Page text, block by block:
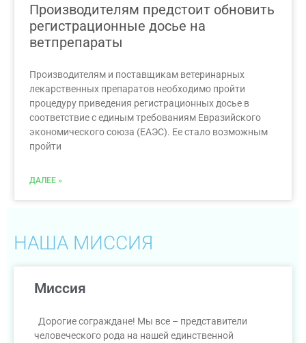
Производителям предстоит обновить
регистрационные досье на
ветпрепараты
Производителям и поставщикам ветеринарных
лекарственных препаратов необходимо пройти
процедуру приведения регистрационных досье в
соответствие с единым требованиям Евразийского
экономического союза (ЕАЭС). Ее стало возможным
пройти
ДАЛЕЕ »
НАША МИССИЯ
Миссия
Дорогие сограждане! Мы все – представители
человеческого рода на нашей единственной